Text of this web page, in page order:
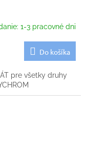
1-3 pracovné dni
Do košíka
pre všetky druhy